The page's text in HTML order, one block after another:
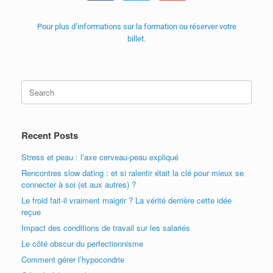
Pour plus d’informations sur la formation ou réserver votre
billet.
Recent Posts
Stress et peau : l’axe cerveau-peau expliqué
Rencontres slow dating : et si ralentir était la clé pour mieux se
connecter à soi (et aux autres) ?
Le froid fait-il vraiment maigrir ? La vérité derrière cette idée
reçue
Impact des conditions de travail sur les salariés
Le côté obscur du perfectionnisme
Comment gérer l’hypocondrie